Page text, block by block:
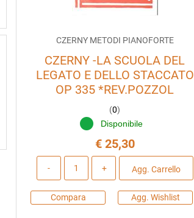
CZERNY METODI PIANOFORTE
CZERNY -LA SCUOLA DEL
LEGATO E DELLO STACCATO
OP 335 *REV.POZZOL
(0)
Disponibile
€ 25,30
Agg. Carrello
Compara Agg. Wishlist